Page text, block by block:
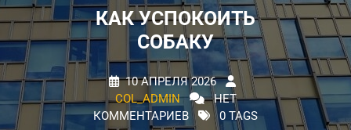
КАК УСПОКОИТЬ
СОБАКУ
10 АПРЕЛЯ 2026
COL_ADMIN
НЕТ
КОММЕНТАРИЕВ
0 TAGS